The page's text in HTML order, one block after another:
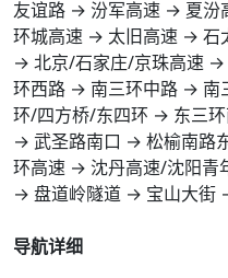
友谊路 → 汾军高速 → 夏
环城高速 → 太旧高速 →
→ 北京/石家庄/京珠高速
环西路 → 南三环中路 →
环/四方桥/东四环 → 东三
→ 武圣路南口 → 松榆南路
环高速 → 沈丹高速/沈阳
→ 盘道岭隧道 → 宝山大街
导航详细